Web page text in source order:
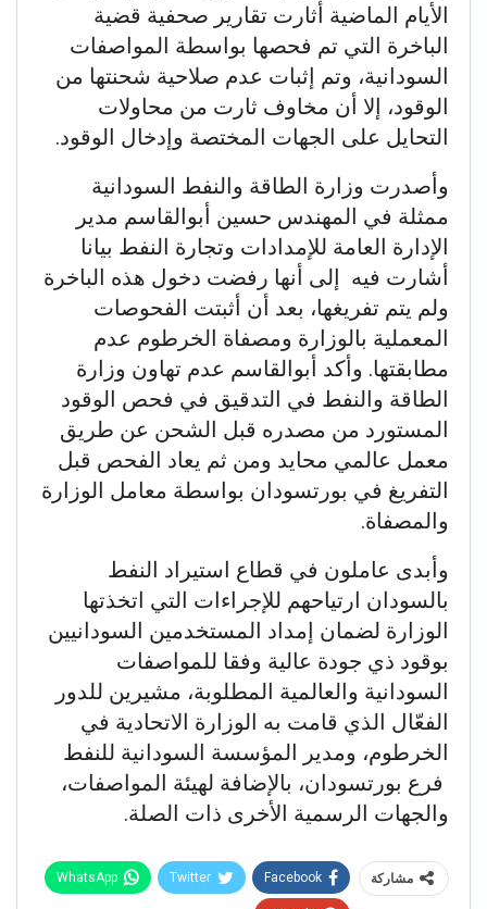
الأيام الماضية أثارت تقارير صحفية قضية
الباخرة التي تم فحصها بواسطة المواصفات
السودانية، وتم إثبات عدم صلاحية شحنتها من
الوقود، إلا أن مخاوف ثارت من محاولات
التحايل على الجهات المختصة وإدخال الوقود.
وأصدرت وزارة الطاقة والنفط السودانية
ممثلة في المهندس حسين أبوالقاسم مدير
الإدارة العامة للإمدادات وتجارة النفط بيانا
أشارت فيه إلى أنها رفضت دخول هذه الباخرة
ولم يتم تفريغها، بعد أن أثبتت الفحوصات
المعملية بالوزارة ومصفاة الخرطوم عدم
مطابقتها. وأكد أبوالقاسم عدم تهاون وزارة
الطاقة والنفط في التدقيق في فحص الوقود
المستورد من مصدره قبل الشحن عن طريق
معمل عالمي محايد ومن ثم يعاد الفحص قبل
التفريغ في بورتسودان بواسطة معامل الوزارة
والمصفاة.
وأبدى عاملون في قطاع استيراد النفط
بالسودان ارتياحهم للإجراءات التي اتخذتها
الوزارة لضمان إمداد المستخدمين السودانيين
بوقود ذي جودة عالية وفقا للمواصفات
السودانية والعالمية المطلوبة، مشيرين للدور
الفعّال الذي قامت به الوزارة الاتحادية في
الخرطوم، ومدير المؤسسة السودانية للنفط
فرع بورتسودان، بالإضافة لهيئة المواصفات،
والجهات الرسمية الأخرى ذات الصلة.
مشاركة Facebook
Twitter
WhatsApp